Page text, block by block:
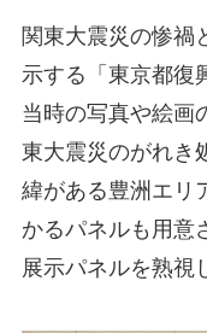
関東大震災の惨禍
示する「東京都復
当時の写真や絵画
東大震災のがれき
緯がある豊洲エリ
かるパネルも用意
展示パネルを熟視